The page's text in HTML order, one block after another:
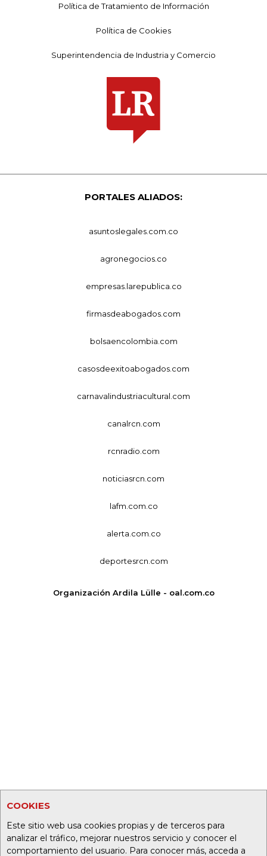
COOKIES
Este sitio web usa cookies propias y de terceros para
analizar el tráfico, mejorar nuestros servicio y conocer el
comportamiento del usuario. Para conocer más, acceda a
Política de Tratamiento de Información
Política de Cookies
Superintendencia de Industria y Comercio
PORTALES ALIADOS:
asuntoslegales.com.co
agronegocios.co
empresas.larepublica.co
firmasdeabogados.com
bolsaencolombia.com
casosdeexitoabogados.com
carnavalindustriacultural.com
canalrcn.com
rcnradio.com
noticiasrcn.com
lafm.com.co
alerta.com.co
deportesrcn.com
Organización Ardila Lülle - oal.com.co